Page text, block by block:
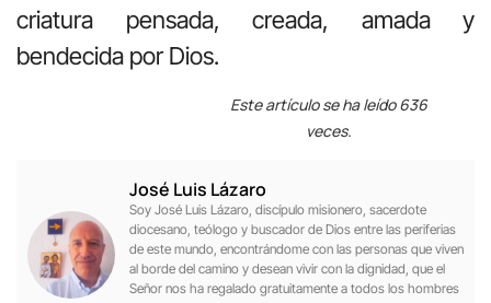
criatura pensada, creada, amada y
bendecida por Dios.
Este artículo se ha leído 636
veces.
José Luis Lázaro
Soy José Luis Lázaro, discípulo misionero, sacerdote
diocesano, teólogo y buscador de Dios entre las periferias
de este mundo, encontrándome con las personas que viven
al borde del camino y desean vivir con la dignidad, que el
Señor nos ha regalado gratuitamente a todos los hombres